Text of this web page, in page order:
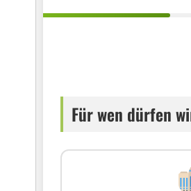
Für wen dürfen